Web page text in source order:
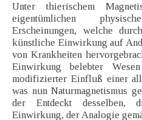
Unter thierischem
eigentümlichen
Erscheinungen, welche
künstliche Einwirkung auf
von Krankheiten
Einwirkung belebter
modifizierter Einfluß einer
was nun Naturmagnetismus
der Entdeckt desselben,
Einwirkung, der Analogie